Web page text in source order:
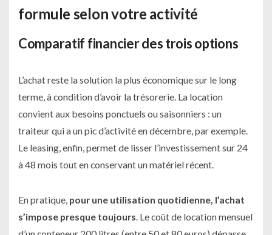
formule selon votre activité
Comparatif financier des trois options
L’achat reste la solution la plus économique sur le long
terme, à condition d’avoir la trésorerie. La location
convient aux besoins ponctuels ou saisonniers : un
traiteur qui a un pic d’activité en décembre, par exemple.
Le leasing, enfin, permet de lisser l’investissement sur 24
à 48 mois tout en conservant un matériel récent.
En pratique, pour une utilisation quotidienne, l’achat
s’impose presque toujours. Le coût de location mensuel